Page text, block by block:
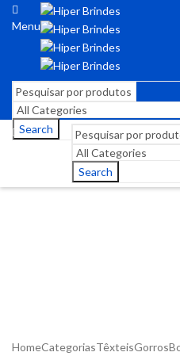
Menu
Search
Search
HomeCategoriasTêxteisGorros